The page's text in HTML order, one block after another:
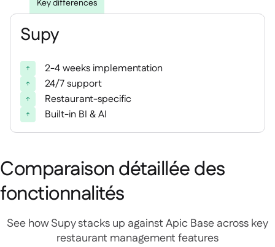
 Journaux d'audit
disponible)
Prévisions des ventes par IA
Tableaux de bord interactifs
 Feuille de calcul
 Delta Sharing
Logiciel de Caisse
Key differences
Supy
2-4 weeks implementation
24/7 support
Restaurant-specific
Built-in BI & AI
Comparaison détaillée des
fonctionnalités
See how Supy stacks up against Apic Base across key
restaurant management features